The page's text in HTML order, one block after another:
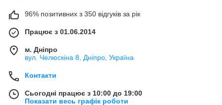
96% позитивних з 350 відгуків за рік
Працює з 01.06.2014
м. Дніпро
вул. Челюскіна 8, Дніпро, Україна
Контакти
Сьогодні працює з 10:00 до 19:00
Показати весь графік роботи